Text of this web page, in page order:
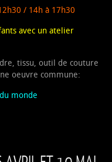
/ 14h à 17h30
avec un atelier
tissu, outil de couture
oeuvre commune:
monde